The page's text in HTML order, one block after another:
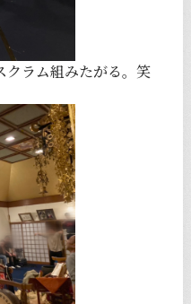
クラム組みたがる。笑